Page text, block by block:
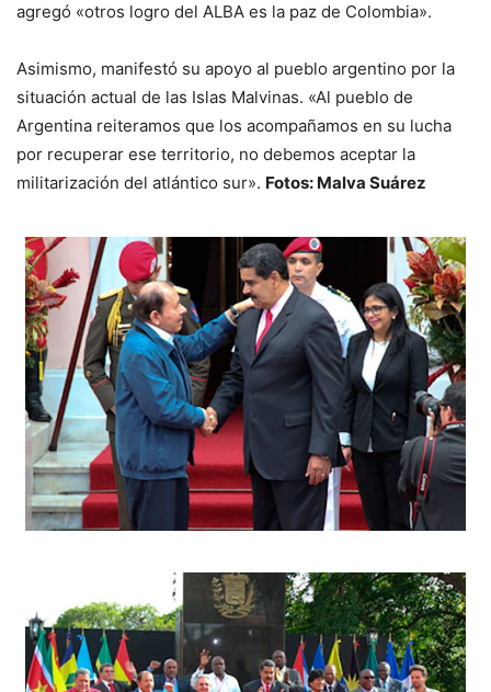
agregó «otros logro del ALBA es la paz de Colombia».
Asimismo, manifestó su apoyo al pueblo argentino por la
situación actual de las Islas Malvinas. «Al pueblo de
Argentina reiteramos que los acompañamos en su lucha
por recuperar ese territorio, no debemos aceptar la
militarización del atlántico sur». Fotos: Malva Suárez